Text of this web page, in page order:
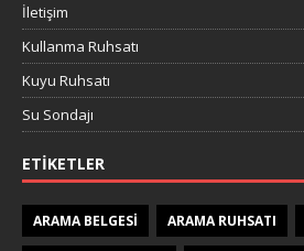
İletişim
Kullanma Ruhsatı
Kuyu Ruhsatı
Su Sondajı
ETIKETLER
ARAMA BELGESI ARAMA RUHSATI